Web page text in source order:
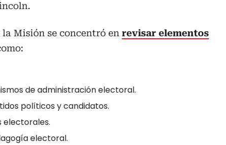
la Misión se concentró en revisar elementos
de administración electoral.
políticos y candidatos.
electorales.
electoral.